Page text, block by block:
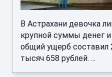
В Астрахани девочка
крупной суммы денег
общий ущерб составил
тысяч 658 рублей. ...